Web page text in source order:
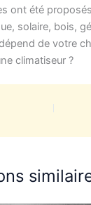
ont été
solaire, bois,
de votre
climatiseur ?